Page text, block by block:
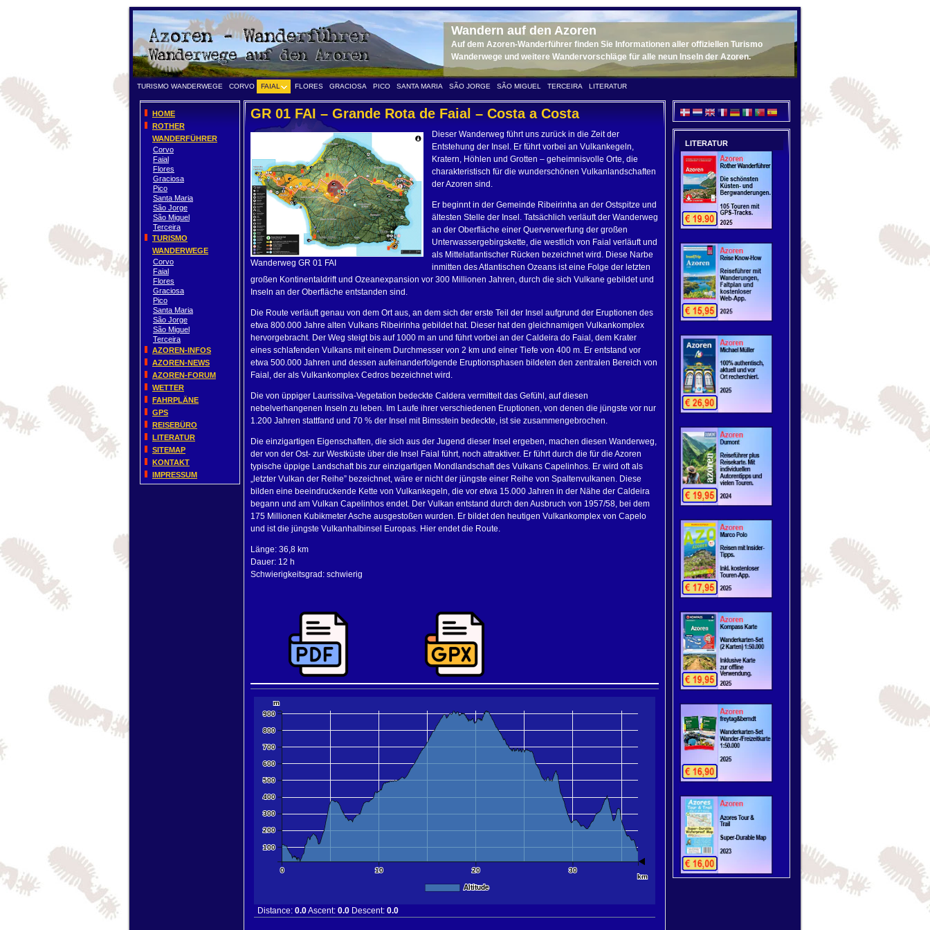
Wandern auf den Azoren
Auf dem Azoren-Wanderführer finden Sie Informationen aller offiziellen Turismo
Wanderwege und weitere Wandervorschläge für alle neun Inseln der Azoren.
TURISMO WANDERWEGE CORVO FAIAL FLORES GRACIOSA PICO SANTA MARIA SÃO JORGE SÃO MIGUEL TERCEIRA LITERATUR
GR 01 FAI – Grande Rota de Faial – Costa a Costa
Wanderweg GR 01 FAI
Dieser Wanderweg führt uns zurück in die Zeit der
Entstehung der Insel. Er führt vorbei an Vulkankegeln,
Kratern, Höhlen und Grotten – geheimnisvolle Orte, die
charakteristisch für die wunderschönen Vulkanlandschaften
der Azoren sind.
Er beginnt in der Gemeinde Ribeirinha an der Ostspitze und
ältesten Stelle der Insel. Tatsächlich verläuft der Wanderweg
an der Oberfläche einer Querverwerfung der großen
Unterwassergebirgskette, die westlich von Faial verläuft und
als Mittelatlantischer Rücken bezeichnet wird. Diese Narbe
inmitten des Atlantischen Ozeans ist eine Folge der letzten
großen Kontinentaldrift und Ozeanexpansion vor 300 Millionen Jahren, durch die sich Vulkane gebildet und
Inseln an der Oberfläche entstanden sind.
Die Route verläuft genau von dem Ort aus, an dem sich der erste Teil der Insel aufgrund der Eruptionen des
etwa 800.000 Jahre alten Vulkans Ribeirinha gebildet hat. Dieser hat den gleichnamigen Vulkankomplex
hervorgebracht. Der Weg steigt bis auf 1000 m an und führt vorbei an der Caldeira do Faial, dem Krater
eines schlafenden Vulkans mit einem Durchmesser von 2 km und einer Tiefe von 400 m. Er entstand vor
etwa 500.000 Jahren und dessen aufeinanderfolgende Eruptionsphasen bildeten den zentralen Bereich von
Faial, der als Vulkankomplex Cedros bezeichnet wird.
Die von üppiger Laurissilva-Vegetation bedeckte Caldera vermittelt das Gefühl, auf diesen
nebelverhangenen Inseln zu leben. Im Laufe ihrer verschiedenen Eruptionen, von denen die jüngste vor nur
1.200 Jahren stattfand und 70 % der Insel mit Bimsstein bedeckte, ist sie zusammengebrochen.
Die einzigartigen Eigenschaften, die sich aus der Jugend dieser Insel ergeben, machen diesen Wanderweg,
der von der Ost- zur Westküste über die Insel Faial führt, noch attraktiver. Er führt durch die für die Azoren
typische üppige Landschaft bis zur einzigartigen Mondlandschaft des Vulkans Capelinhos. Er wird oft als
„letzter Vulkan der Reihe” bezeichnet, wäre er nicht der jüngste einer Reihe von Spaltenvulkanen. Diese
bilden eine beeindruckende Kette von Vulkankegeln, die vor etwa 15.000 Jahren in der Nähe der Caldeira
begann und am Vulkan Capelinhos endet. Der Vulkan entstand durch den Ausbruch von 1957/58, bei dem
175 Millionen Kubikmeter Asche ausgestoßen wurden. Er bildet den heutigen Vulkankomplex von Capelo
und ist die jüngste Vulkanhalbinsel Europas. Hier endet die Route.
Länge: 36,8 km
Dauer: 12 h
Schwierigkeitsgrad: schwierig
+
−
10000 km
5000 mi
Leaflet|Tiles © Esri — Source: Esri User Community
0 10 20 30
km
100
200
300
400
500
600
700
800
900
m
Altitude
Distance: 0.0Ascent: 0.0 Descent: 0.0
LITERATUR
HOME
ROTHER
WANDERFÜHRER
Corvo
Faial
Flores
Graciosa
Pico
Santa Maria
São Jorge
São Miguel
Terceira
TURISMO
WANDERWEGE
Corvo
Faial
Flores
Graciosa
Pico
Santa Maria
São Jorge
São Miguel
Terceira
AZOREN-INFOS
AZOREN-NEWS
AZOREN-FORUM
WETTER
FAHRPLÄNE
GPS
REISEBÜRO
LITERATUR
SITEMAP
KONTAKT
IMPRESSUM